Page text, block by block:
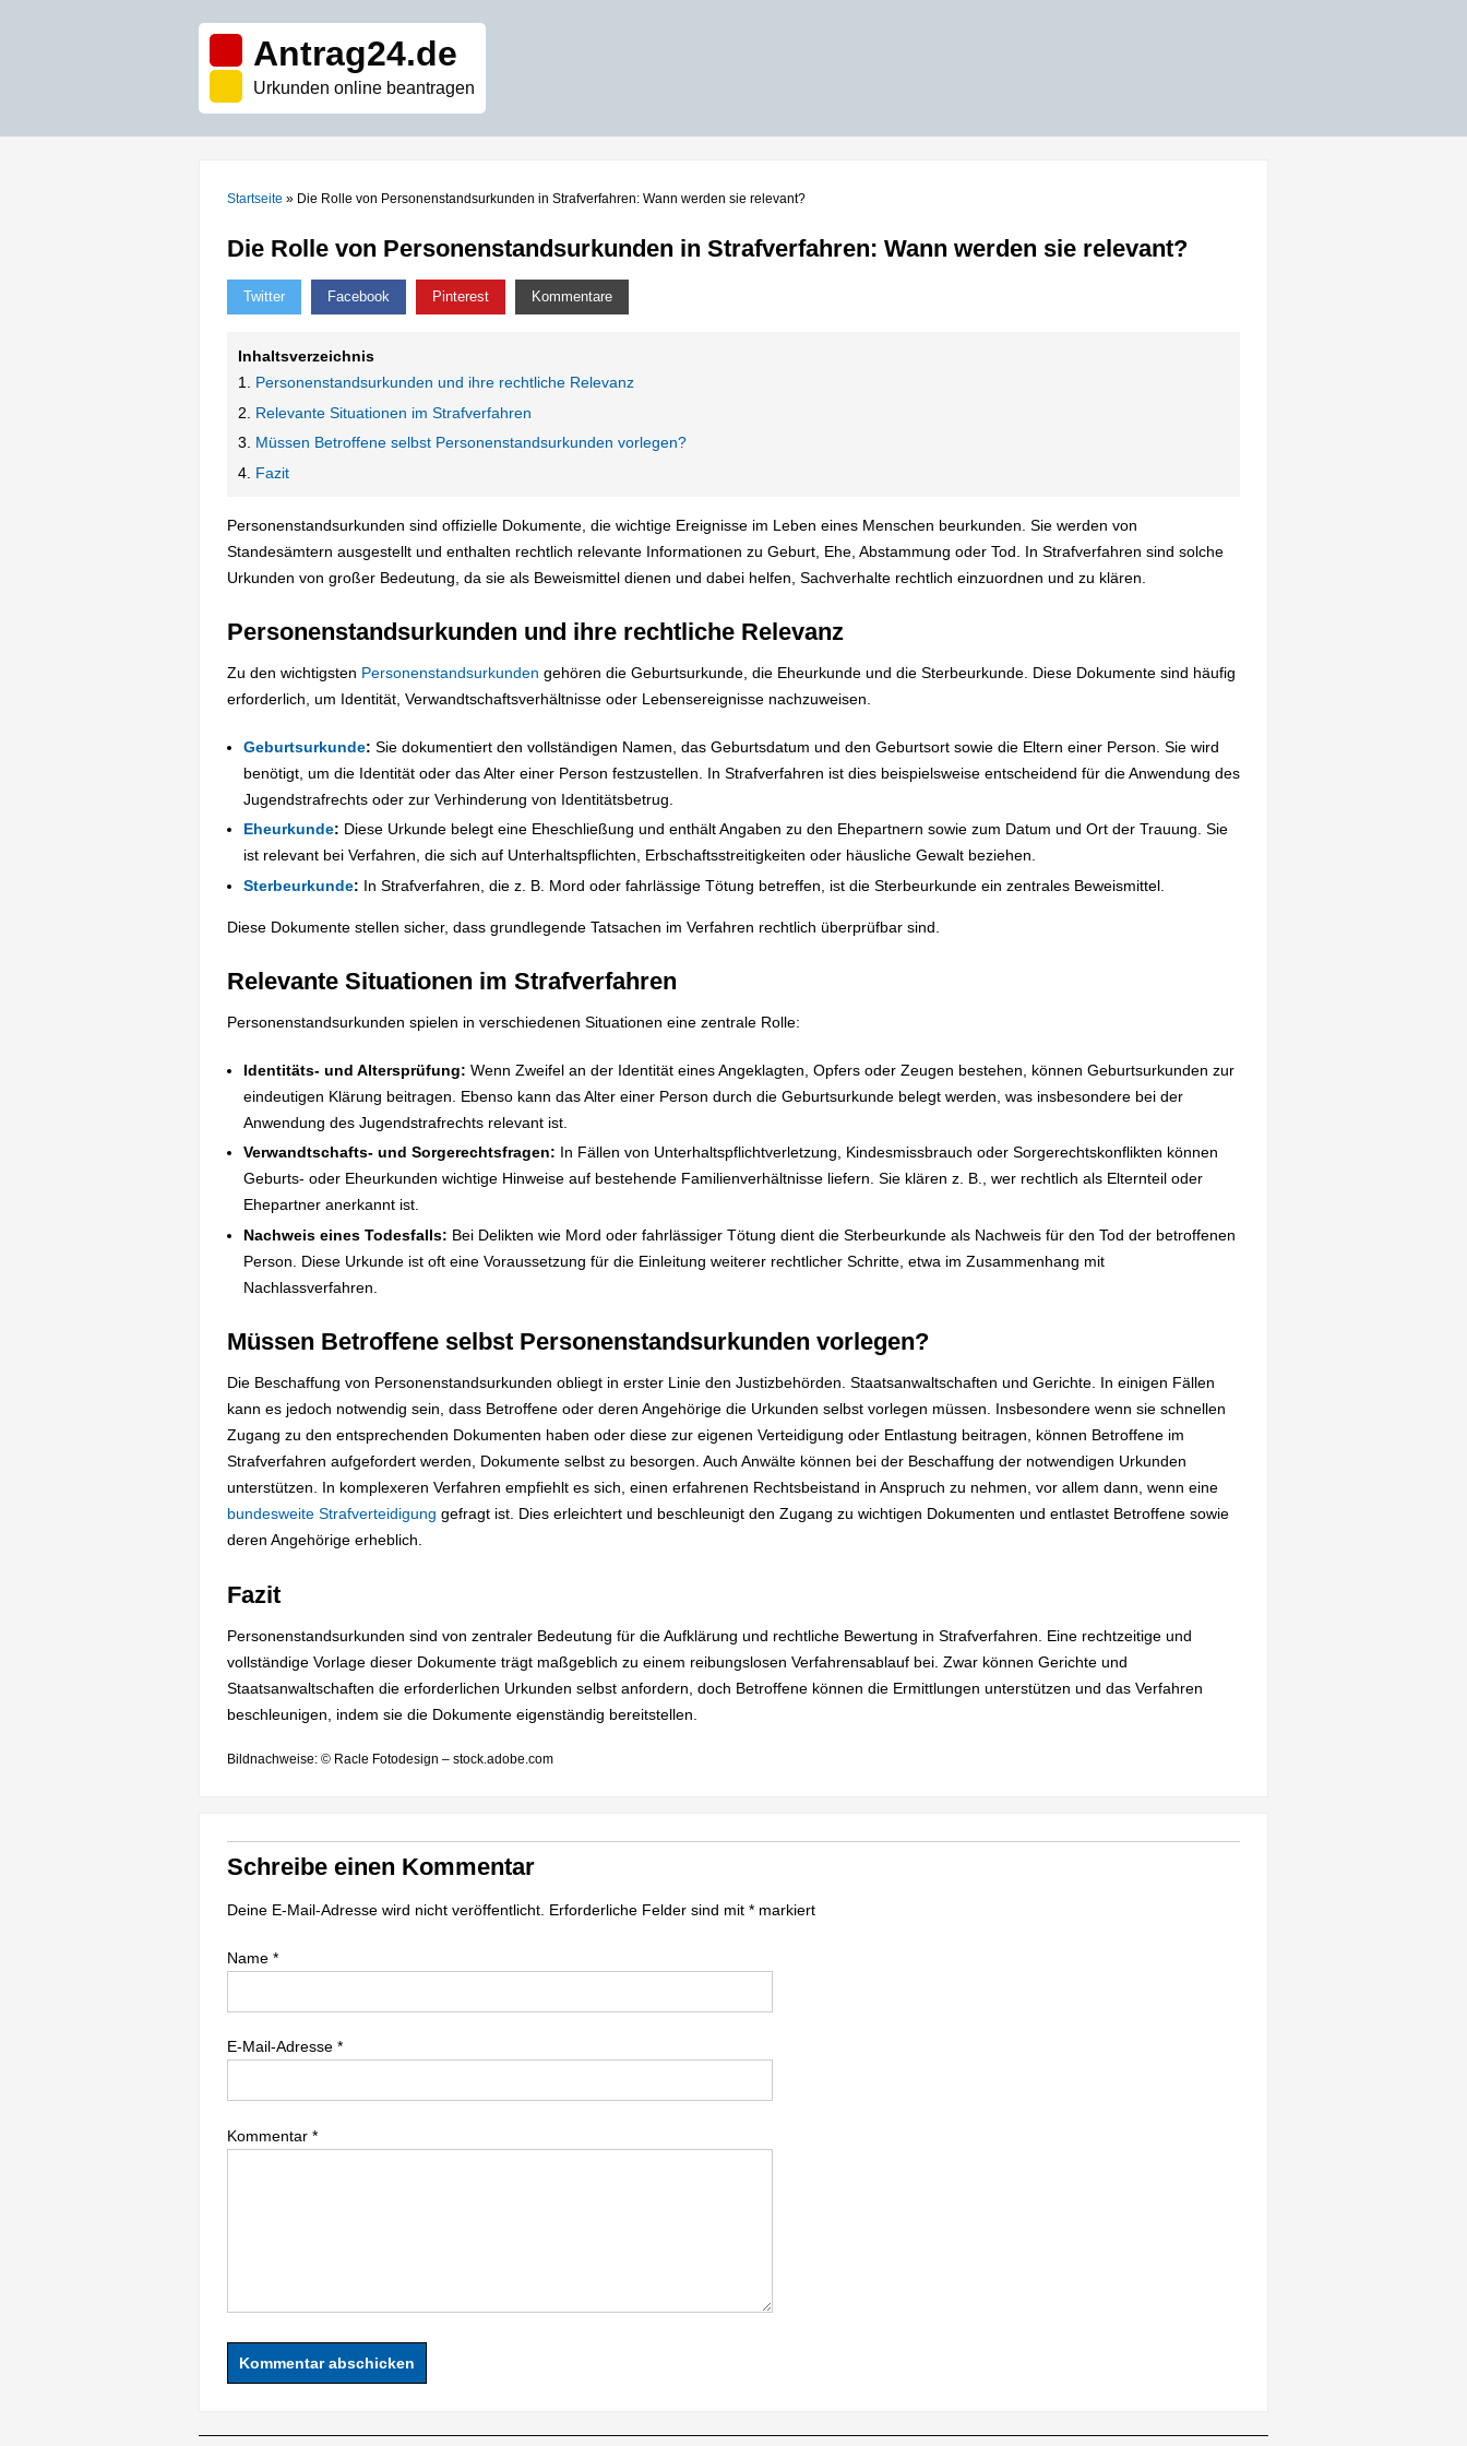
Antrag24.de
Urkunden online beantragen
Startseite » Die Rolle von Personenstandsurkunden in Strafverfahren: Wann werden sie relevant?
Die Rolle von Personenstandsurkunden in Strafverfahren: Wann werden sie relevant?
Twitter Facebook Pinterest Kommentare
Inhaltsverzeichnis
Personenstandsurkunden und ihre rechtliche Relevanz
Relevante Situationen im Strafverfahren
Müssen Betroffene selbst Personenstandsurkunden vorlegen?
Fazit
Personenstandsurkunden sind offizielle Dokumente, die wichtige Ereignisse im Leben eines Menschen beurkunden. Sie werden von
Standesämtern ausgestellt und enthalten rechtlich relevante Informationen zu Geburt, Ehe, Abstammung oder Tod. In Strafverfahren sind solche
Urkunden von großer Bedeutung, da sie als Beweismittel dienen und dabei helfen, Sachverhalte rechtlich einzuordnen und zu klären.
Personenstandsurkunden und ihre rechtliche Relevanz
Zu den wichtigsten Personenstandsurkunden gehören die Geburtsurkunde, die Eheurkunde und die Sterbeurkunde. Diese Dokumente sind häufig
erforderlich, um Identität, Verwandtschaftsverhältnisse oder Lebensereignisse nachzuweisen.
Geburtsurkunde: Sie dokumentiert den vollständigen Namen, das Geburtsdatum und den Geburtsort sowie die Eltern einer Person. Sie wird
benötigt, um die Identität oder das Alter einer Person festzustellen. In Strafverfahren ist dies beispielsweise entscheidend für die Anwendung des
Jugendstrafrechts oder zur Verhinderung von Identitätsbetrug.
Eheurkunde: Diese Urkunde belegt eine Eheschließung und enthält Angaben zu den Ehepartnern sowie zum Datum und Ort der Trauung. Sie
ist relevant bei Verfahren, die sich auf Unterhaltspflichten, Erbschaftsstreitigkeiten oder häusliche Gewalt beziehen.
Sterbeurkunde: In Strafverfahren, die z. B. Mord oder fahrlässige Tötung betreffen, ist die Sterbeurkunde ein zentrales Beweismittel.
Diese Dokumente stellen sicher, dass grundlegende Tatsachen im Verfahren rechtlich überprüfbar sind.
Relevante Situationen im Strafverfahren
Personenstandsurkunden spielen in verschiedenen Situationen eine zentrale Rolle:
Identitäts- und Altersprüfung: Wenn Zweifel an der Identität eines Angeklagten, Opfers oder Zeugen bestehen, können Geburtsurkunden zur
eindeutigen Klärung beitragen. Ebenso kann das Alter einer Person durch die Geburtsurkunde belegt werden, was insbesondere bei der
Anwendung des Jugendstrafrechts relevant ist.
Verwandtschafts- und Sorgerechtsfragen: In Fällen von Unterhaltspflichtverletzung, Kindesmissbrauch oder Sorgerechtskonflikten können
Geburts- oder Eheurkunden wichtige Hinweise auf bestehende Familienverhältnisse liefern. Sie klären z. B., wer rechtlich als Elternteil oder
Ehepartner anerkannt ist.
Nachweis eines Todesfalls: Bei Delikten wie Mord oder fahrlässiger Tötung dient die Sterbeurkunde als Nachweis für den Tod der betroffenen
Person. Diese Urkunde ist oft eine Voraussetzung für die Einleitung weiterer rechtlicher Schritte, etwa im Zusammenhang mit
Nachlassverfahren.
Müssen Betroffene selbst Personenstandsurkunden vorlegen?
Die Beschaffung von Personenstandsurkunden obliegt in erster Linie den Justizbehörden. Staatsanwaltschaften und Gerichte. In einigen Fällen
kann es jedoch notwendig sein, dass Betroffene oder deren Angehörige die Urkunden selbst vorlegen müssen. Insbesondere wenn sie schnellen
Zugang zu den entsprechenden Dokumenten haben oder diese zur eigenen Verteidigung oder Entlastung beitragen, können Betroffene im
Strafverfahren aufgefordert werden, Dokumente selbst zu besorgen. Auch Anwälte können bei der Beschaffung der notwendigen Urkunden
unterstützen. In komplexeren Verfahren empfiehlt es sich, einen erfahrenen Rechtsbeistand in Anspruch zu nehmen, vor allem dann, wenn eine
bundesweite Strafverteidigung gefragt ist. Dies erleichtert und beschleunigt den Zugang zu wichtigen Dokumenten und entlastet Betroffene sowie
deren Angehörige erheblich.
Fazit
Personenstandsurkunden sind von zentraler Bedeutung für die Aufklärung und rechtliche Bewertung in Strafverfahren. Eine rechtzeitige und
vollständige Vorlage dieser Dokumente trägt maßgeblich zu einem reibungslosen Verfahrensablauf bei. Zwar können Gerichte und
Staatsanwaltschaften die erforderlichen Urkunden selbst anfordern, doch Betroffene können die Ermittlungen unterstützen und das Verfahren
beschleunigen, indem sie die Dokumente eigenständig bereitstellen.
Bildnachweise: © Racle Fotodesign – stock.adobe.com
Schreibe einen Kommentar
Deine E-Mail-Adresse wird nicht veröffentlicht. Erforderliche Felder sind mit * markiert
Name *
E-Mail-Adresse *
Kommentar *